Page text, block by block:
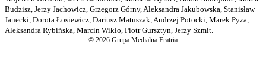
Budzisz, Jerzy Jachowicz, Grzegorz Górny, Aleksandra Jakubowska, Stanisław
Janecki, Dorota Łosiewicz, Dariusz Matuszak, Andrzej Potocki, Marek Pyza,
Aleksandra Rybińska, Marcin Wikło, Piotr Gursztyn, Jerzy Szmit.
© 2026 Grupa Medialna Fratria